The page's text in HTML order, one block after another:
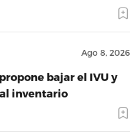
Ago 8, 2026
bajar el IVU y
inventario